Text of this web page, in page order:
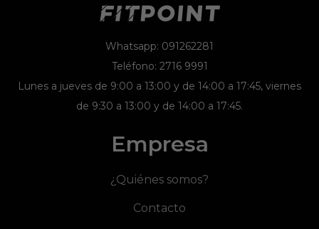
Whatsapp: 091262281
Teléfono: 2716 9991
Lunes a jueves de 9:00 a 13:00 y de 14:00 a 17:45, viernes
de 9:30 a 13:00 y de 14:00 a 17:45.
Empresa
¿Quiénes somos?
Contacto